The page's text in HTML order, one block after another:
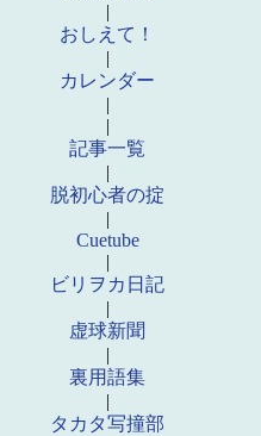
|
おしえて！
|
カレンダー
|
|
記事一覧
|
脱初心者の掟
|
Cuetube
|
ビリヲカ日記
|
虚球新聞
|
裏用語集
|
タカタ写撞部